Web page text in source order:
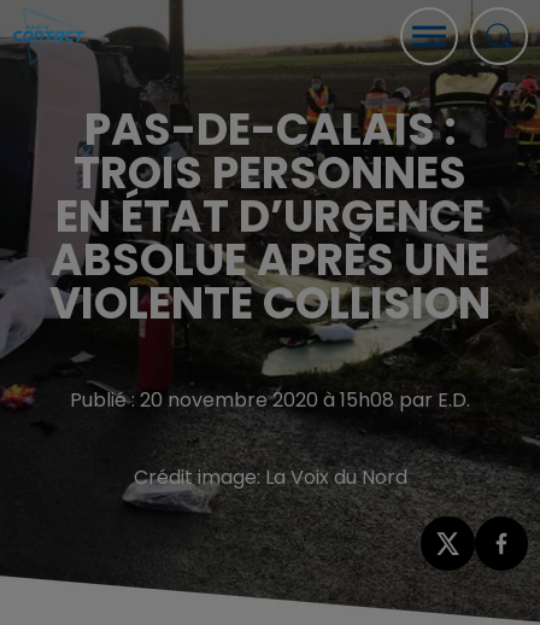
PAS-DE-CALAIS :
TROIS PERSONNES
EN ÉTAT D’URGENCE
ABSOLUE APRÈS UNE
VIOLENTE COLLISION
Publié : 20 novembre 2020 à 15h08 par E.D.
Crédit image:La Voix du Nord